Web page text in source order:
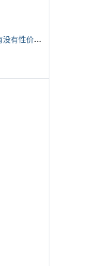
*
想请教有经验的蛋友，想给媳妇7夕买个跳蛋，有没有性价比高的推荐